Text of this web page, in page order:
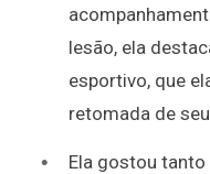
lesão, ela
esportivo, que
retomada de
Ela gostou